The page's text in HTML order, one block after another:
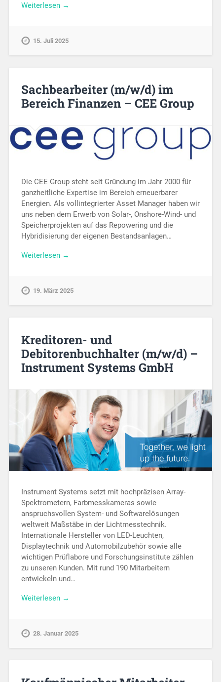
Weiterlesen →
15. Juli 2025
Sachbearbeiter (m/w/d) im
Bereich Finanzen – CEE Group
Die CEE Group steht seit Gründung im Jahr 2000 für
ganzheitliche Expertise im Bereich erneuerbarer
Energien. Als vollintegrierter Asset Manager haben wir
uns neben dem Erwerb von Solar-, Onshore-Wind- und
Speicherprojekten auf das Repowering und die
Hybridisierung der eigenen Bestandsanlagen…
Weiterlesen →
19. März 2025
Kreditoren- und
Debitorenbuchhalter (m/w/d) –
Instrument Systems GmbH
Instrument Systems setzt mit hochpräzisen Array-
Spektrometern, Farbmesskameras sowie
anspruchsvollen System- und Softwarelösungen
weltweit Maßstäbe in der Lichtmesstechnik.
Internationale Hersteller von LED-Leuchten,
Displaytechnik und Automobilzubehör sowie alle
wichtigen Prüflabore und Forschungsinstitute zählen
zu unseren Kunden. Mit rund 190 Mitarbeitern
entwickeln und…
Weiterlesen →
28. Januar 2025